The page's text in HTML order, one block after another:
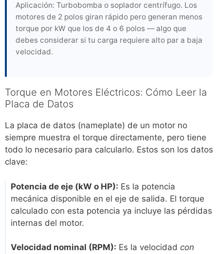
Aplicación: Turbobomba o soplador centrífugo. Los
motores de 2 polos giran rápido pero generan menos
torque por kW que los de 4 o 6 polos — algo que
debes considerar si tu carga requiere alto par a baja
velocidad.
Torque en Motores Eléctricos: Cómo Leer la
Placa de Datos
La placa de datos (nameplate) de un motor no
siempre muestra el torque directamente, pero tiene
todo lo necesario para calcularlo. Estos son los datos
clave:
Potencia de eje (kW o HP): Es la potencia
mecánica disponible en el eje de salida. El torque
calculado con esta potencia ya incluye las pérdidas
internas del motor.
Velocidad nominal (RPM): Es la velocidad con